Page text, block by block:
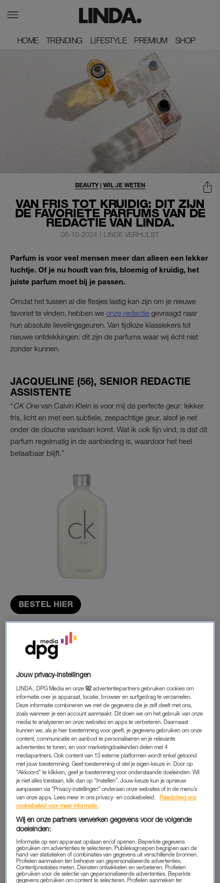
HOME
HOME TRENDING
TRENDING LIFESTYLE
LIFESTYLE PREMIUM
PREMIUM SHOP
SHOP
VAN FRIS TOT KRUIDIG: DIT ZIJN
DE FAVORIETE PARFUMS VAN DE
REDACTIE VAN LINDA.
BEAUTY| WIL JE WETEN
06-10-2024 | LINDE VERHULST
Parfum is voor veel mensen meer dan alleen een lekker
luchtje. Of je nu houdt van fris, bloemig of kruidig, het
juiste parfum moet bij je passen.
Omdat het tussen al die flesjes lastig kan zijn om je nieuwe
favoriet te vinden, hebben we onze redactie gevraagd naar
hun absolute lievelingsgeuren. Van tijdloze klassiekers tot
nieuwe ontdekkingen: dit zijn de parfums waar wij écht niet
zonder kunnen.
JACQUELINE (56), SENIOR REDACTIE
ASSISTENTE
“CK Onevan Calvin Klein is voor mij de perfecte geur: lekker
fris, licht en met een subtiele, zeepachtige geur, alsof je net
onder de douche vandaan komt. Wat ik ook fijn vind, is dat dit
parfum regelmatig in de aanbieding is, waardoor het heel
betaalbaar blijft.”
BESTEL HIER
MARIE (25), BEELDREDACTEUR
is, maar ook een beetje kruidig. Hij is wat zwaarder dan wat ik
normaal draag, wat perfect past bij dit seizoen. De geur heeft
iets amber- en houtachtigs. Daarnaast is het een veganistisch
parfum (dus niet op dieren getest, altijd een pluspunt), en de
reisverpakking is ideaal om mee te nemen. Hij is nog nooit
open gegaan in mijn tas, blijft stevig, en ziet er ook nog eens
mooi uit.”
Jouw privacy-instellingen
LINDA., DPG Media en onze92 advertentiepartners gebruiken cookies om
informatie over je apparaat, locatie, browser en surfgedrag te verzamelen.
Deze informatie combineren we met de gegevens die je zelf deelt met ons,
zoals wanneer je een account aanmaakt. Dit doen we om het gebruik van onze
media te analyseren en onze websites en apps te verbeteren. Daarnaast
kunnen we, als je hier toestemming voor geeft, je gegevens gebruiken om onze
content, communicatie en aanbod te personaliseren en je relevante
advertenties te tonen, en voor marketingdoeleinden delen met 4
mediapartners. Ook content van 13 externe platformen wordt enkel getoond
met jouw toestemming. Geef toestemming of stel je eigen keuze in. Door op
"Akkoord" te klikken, geef je toestemming voor onderstaande doeleinden. Wil
je niet alles toestaan, klik dan op “Instellen”. Jouw keuze kun je opnieuw
aanpassen via “Privacy-instellingen” onderaan onze websites of in de menu’s
van onze apps. Lees meer in ons privacy- en cookiebeleid.
Raadpleeg ons
cookiebeleid voor meer informatie.
Wij en onze partners verwerken gegevens voor de volgende
doeleinden:
Informatie op een apparaat opslaan en/of openen. Beperkte gegevens
gebruiken om advertenties te selecteren. Publieksgroepen begrijpen aan de
hand van statistieken of combinaties van gegevens uit verschillende bronnen.
Profielen aanmaken ten behoeve van gepersonaliseerde advertenties.
Contentprestaties meten. Diensten ontwikkelen en verbeteren. Profielen
gebruiken voor de selectie van gepersonaliseerde advertenties. Beperkte
gegevens gebruiken om content te selecteren. Profielen aanmaken ter